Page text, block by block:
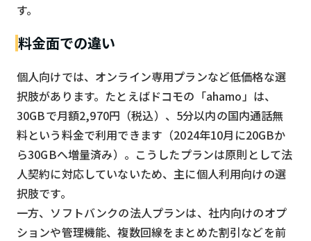
す。
料金面での違い
個人向けでは、オンライン専用プランなど低価格な選
択肢があります。たとえばドコモの「ahamo」は、
30GBで月額2,970円（税込）、5分以内の国内通話無
料という料金で利用できます（2024年10月に20GBか
ら30GBへ増量済み）。こうしたプランは原則として法
人契約に対応していないため、主に個人利用向けの選
択肢です。
一方、ソフトバンクの法人プランは、社内向けのオプ
ションや管理機能、複数回線をまとめた割引などを前